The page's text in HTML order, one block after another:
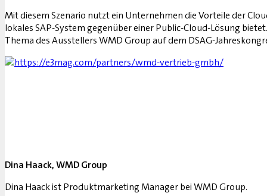
Mit diesem Szenario nutzt ein Unternehmen die Vorteile der
lokales SAP-System gegenüber einer Public-Cloud-Lösung
Thema des Ausstellers WMD Group auf dem DSAG-
Dina Haack, WMD Group
Dina Haack ist Produktmarketing Manager bei WMD Group.